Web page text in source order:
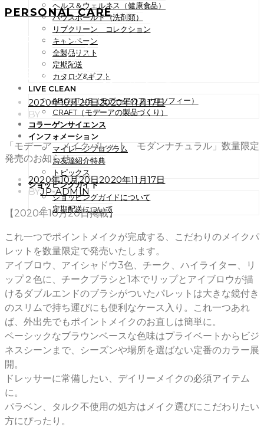
ヘルス＆ウェルネス（健康食品）
ハウスホールド（洗剤類）
リブクリーン コレクション
キャンペーン
全製品リスト
定期配送
カタログ&ギフト
LIVE CLEAN
ABOUT US（モデーアのフィロソフィー）
CRAFT（モデーアの製品づくり）
コラーゲンサイエンス
インフォメーション
マイレージプログラム
お友達紹介特典
トピックス
ショッピングガイド
ショッピングガイドについて
定期配送について
PERSONAL CARE
「モデーア メイクパレッ
ト モダンナチュラル」数量
限定発売のお知らせ
POSTED
ON
2020年10月20日2020年11月17日
BY
「モデーア メイクパレット モダンナチュラル」数量限定
発売のお知らせ
POSTED
ON
2020年10月20日2020年11月17日
BYJP-ADMIN
【2020年10月20日掲載】
これ一つでポイントメイクが完成する、こだわりのメイクパ
レットを数量限定で発売いたします。
アイブロウ、アイシャドウ3色、チーク、ハイライター、リ
ップ２色に、チークブラシと1本でリップとアイブロウが描
けるダブルエンドのブラシがついたパレットは大きな鏡付き
のスリムで持ち運びにも便利なケース入り。これ一つあれ
ば、外出先でもポイントメイクのお直しは簡単に。
ベーシックなブラウンベースな色味はプライベートからビジ
ネスシーンまで、シーズンや場所を選ばない定番のカラー展
開。
ドレッサーに常備したい、デイリーメイクの必須アイテム
に。
パラベン、タルク不使用の処方はメイク選びにこだわりたい
方にぴったり。